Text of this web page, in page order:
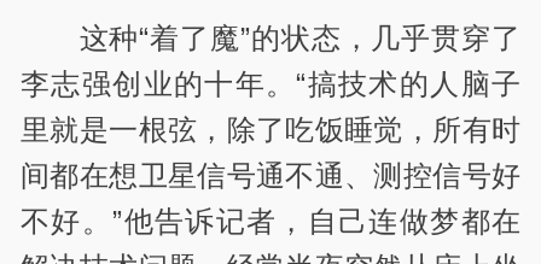
这种“着了魔”的状态，几乎贯穿了
李志强创业的十年。“搞技术的人脑子
里就是一根弦，除了吃饭睡觉，所有时
间都在想卫星信号通不通、测控信号好
不好。”他告诉记者，自己连做梦都在